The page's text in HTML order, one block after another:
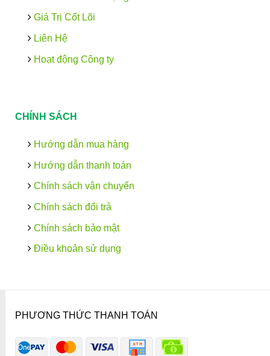
Giá Trị Cốt Lõi
Liên Hệ
Hoạt động Công ty
CHÍNH SÁCH
Hướng dẫn mua hàng
Hướng dẫn thanh toán
Chính sách vận chuyển
Chính sách đổi trả
Chính sách bảo mật
Điều khoản sử dụng
PHƯƠNG THỨC THANH TOÁN